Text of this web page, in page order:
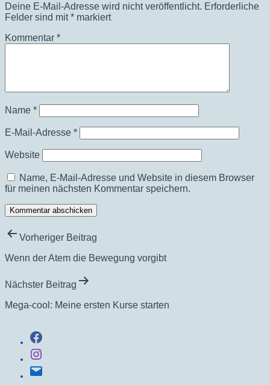
Deine E-Mail-Adresse wird nicht veröffentlicht. Erforderliche
Felder sind mit* markiert
Kommentar *
Name *
E-Mail-Adresse *
Website
Name, E-Mail-Adresse und Website in diesem Browser
für meinen nächsten Kommentar speichern.
Beitragsnavigation
Vorheriger Beitrag
Wenn der Atem die Bewegung vorgibt
Nächster Beitrag
Mega-cool: Meine ersten Kurse starten